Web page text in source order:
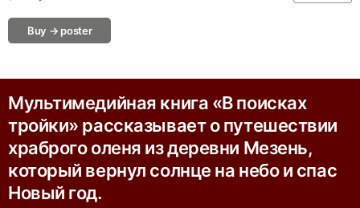
Buy → poster
Мультимедийная книга «В поисках
тройки» рассказывает о путешествии
храброго оленя из деревни Мезень,
который вернул солнце на небо и спас
Новый год.